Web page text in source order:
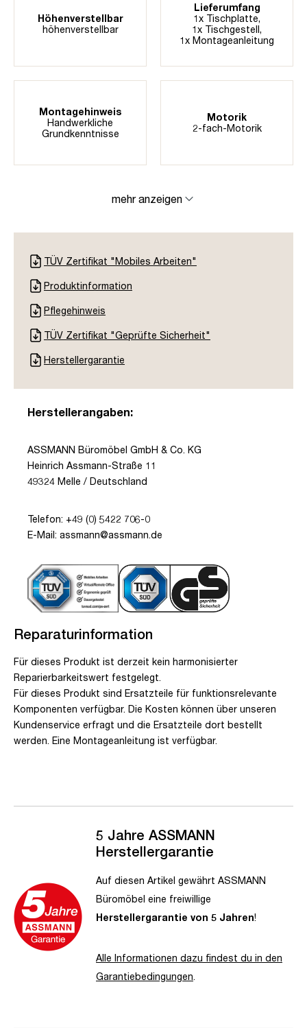
Höhenverstellbar
höhenverstellbar
Lieferumfang
1x Tischplatte,
1x Tischgestell,
1x Montageanleitung
Montagehinweis
Handwerkliche
Grundkenntnisse
Motorik
2-fach-Motorik
mehr anzeigen
TÜV Zertifikat "Mobiles Arbeiten"
Produktinformation
Pflegehinweis
TÜV Zertifikat "Geprüfte Sicherheit"
Herstellergarantie
Herstellerangaben:
ASSMANN Büromöbel GmbH & Co. KG
Heinrich Assmann-Straße 11
49324 Melle / Deutschland
Telefon: +49 (0) 5422 706-0
E-Mail: assmann@assmann.de
Reparaturinformation
Für dieses Produkt ist derzeit kein harmonisierter
Reparierbarkeitswert festgelegt.
Für dieses Produkt sind Ersatzteile für funktionsrelevante
Komponenten verfügbar. Die Kosten können über unseren
Kundenservice erfragt und die Ersatzteile dort bestellt
werden. Eine Montageanleitung ist verfügbar.
5 Jahre ASSMANN
Herstellergarantie
Auf diesen Artikel gewährt ASSMANN
Büromöbel eine freiwillige
Herstellergarantie von 5 Jahren!
Alle Informationen dazu findest du in den
Garantiebedingungen.